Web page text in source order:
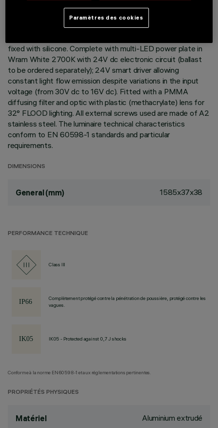
aluminium boy, with zamak die-cast end caps complete with
silicone seals. Coated with liquid acrylic paint with a high level
of weather and UV ray resistance. The top of the optical
fixed with silicone. Complete with multi-LED power plate in
Wram White 2700K with 24V dc electronic circuit (ballast
to be ordered separately); 24V smart driver allowing
constant light flow emission despite variations in the input
voltage (from 30V dc to 16V dc). Fitted with a PMMA
diffusing filter and optic with plastic (methacrylate) lens for
32° FLOOD lighting. All external screws used are made of A2
stainless steel. The luminaire technical characteristics
conform to EN 60598-1 standards and particular
requirements.
DIMENSIONS
General (mm) 1585x37x38
PERFORMANCE TECHNIQUE
Class III
Complètement protégé contre la pénétration de poussière, protégé contre les
vagues.
IK05 - Protected against 0,7 J shocks
Conforme à la norme EN60598-1 et aux réglementations pertinentes.
PROPRIÉTÉS PHYSIQUES
Matériel Aluminium extrudé
Paramètres des cookies